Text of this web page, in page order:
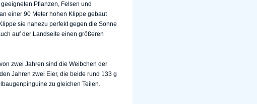
Pflanzen, Felsen und
einer 90 Meter hohen Klippe gebaut
sie nahezu perfekt gegen die Sonne
auf der Landseite einen größeren
zwei Jahren sind die Weibchen der
Jahren zwei Eier, die beide rund 133 g
zu gleichen Teilen.